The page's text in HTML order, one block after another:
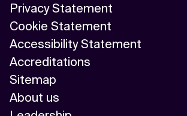
Privacy Statement
Cookie Statement
Accessibility Statement
Accreditations
Sitemap
About us